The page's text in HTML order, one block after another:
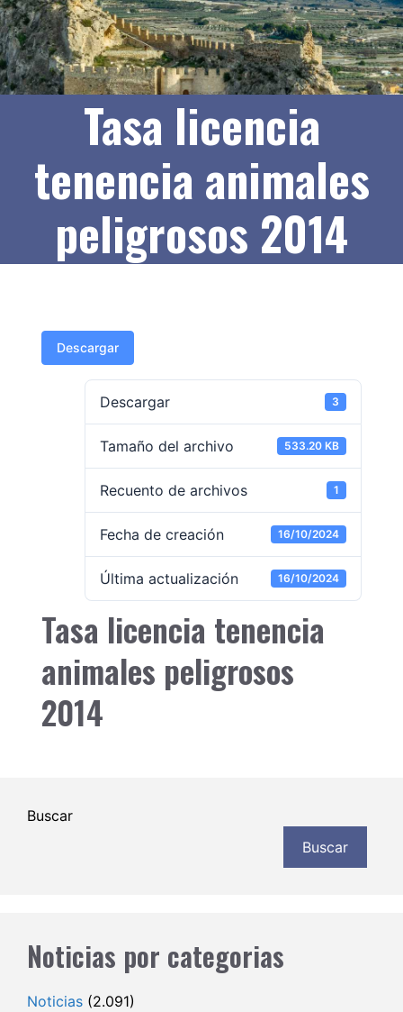
Tasa licencia
tenencia animales
peligrosos 2014
Descargar
Descargar 3
Tamaño del archivo 533.20 KB
Recuento de archivos 1
Fecha de creación 16/10/2024
Última actualización 16/10/2024
Tasa licencia tenencia
animales peligrosos
2014
Buscar
Buscar
Noticias por categorias
Noticias (2.091)